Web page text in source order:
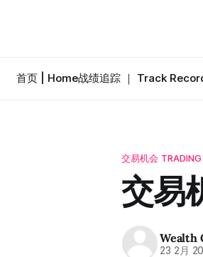
首页 | Home战绩追踪 ｜ Track
交易机会 TRADING
交易
Wealth
23 2月